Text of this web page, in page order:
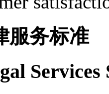
服务标准
Services